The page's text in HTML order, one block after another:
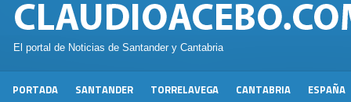
El portal de Noticias de Santander y Cantabria
PORTADA SANTANDER TORRELAVEGA CANTABRIA ESPAÑA